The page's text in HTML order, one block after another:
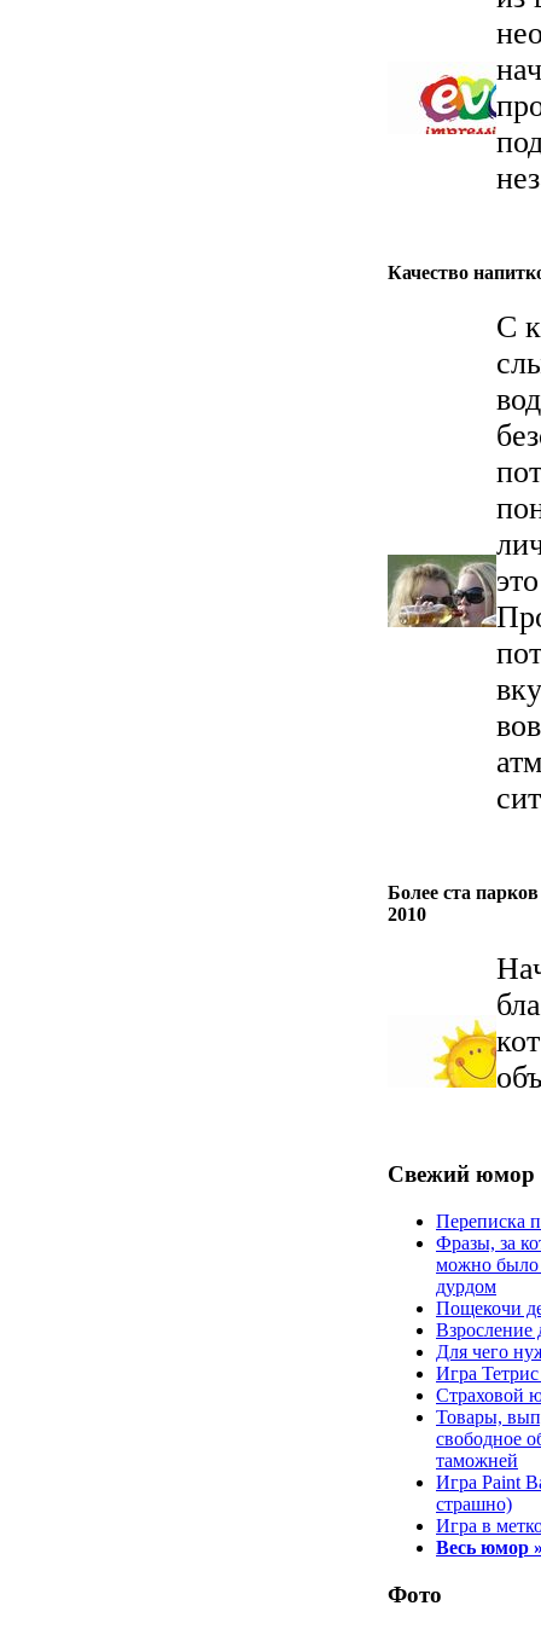
Качество
С
Более ста
2010
Свежий юмор
Переписка
Фразы, за
можно было
дурдом
Пощекочи
Взросление
Для чего
Игра
Страховой
Товары,
свободное
таможней
Игра Paint
страшно)
Игра в
Весь юмор
Фото